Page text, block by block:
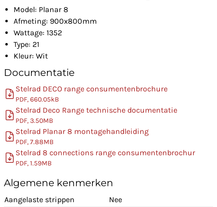
Model: Planar 8
Afmeting: 900x800mm
Wattage: 1352
Type: 21
Kleur: Wit
Documentatie
Stelrad DECO range consumentenbrochure
PDF, 660.05kB
Stelrad Deco Range technische documentatie
PDF, 3.50MB
Stelrad Planar 8 montagehandleiding
PDF, 7.88MB
Stelrad 8 connections range consumentenbrochur
PDF, 1.59MB
Algemene kenmerken
Aangelaste strippen
Nee